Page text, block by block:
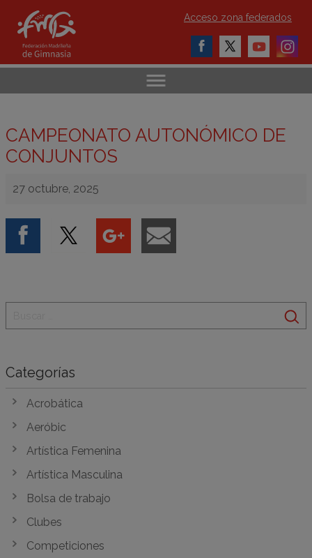
Acceso zona federados
CAMPEONATO AUTONÓMICO DE
CONJUNTOS
27 octubre, 2025
Categorías
Acrobática
Aeróbic
Artística Femenina
Artística Masculina
Bolsa de trabajo
Clubes
Competiciones